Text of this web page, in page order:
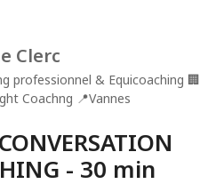
Clerc
professionnel & Equicoaching 🏢
Coachng 📍Vannes
- 30 min